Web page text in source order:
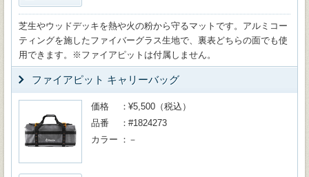
芝生やウッドデッキを熱や火の粉から守るマットです。アルミコー
ティングを施したファイバーグラス生地で、裏表どちらの面でも使
用できます。※ファイアピットは付属しません。
ファイアピット キャリーバッグ
価格
¥5,500（税込）
品番
#1824273
カラー
－